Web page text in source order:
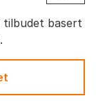
tilbudet basert